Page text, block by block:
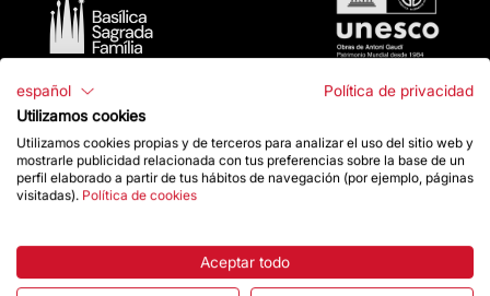
Da un impulso
español
Política de privacidad
Utilizamos cookies
Utilizamos cookies propias y de terceros para analizar el uso del sitio web y
mostrarle publicidad relacionada con tus preferencias sobre la base de un
perfil elaborado a partir de tus hábitos de navegación (por ejemplo, páginas
visitadas). Política de cookies
Aceptar todo